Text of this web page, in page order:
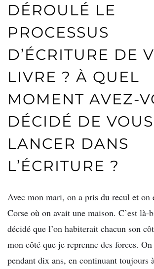
DÉROULÉ LE
PROCESSUS
D’ÉCRITURE DE
LIVRE ? À QUEL
MOMENT AVEZ-
DÉCIDÉ DE VOUS
LANCER DANS
L’ÉCRITURE ?
Avec mon mari, on a pris du recul et on
Corse où on avait une maison. C’est là-
décidé que l’on habiterait chacun son
mon côté que je reprenne des forces.
pendant dix ans, en continuant toujours